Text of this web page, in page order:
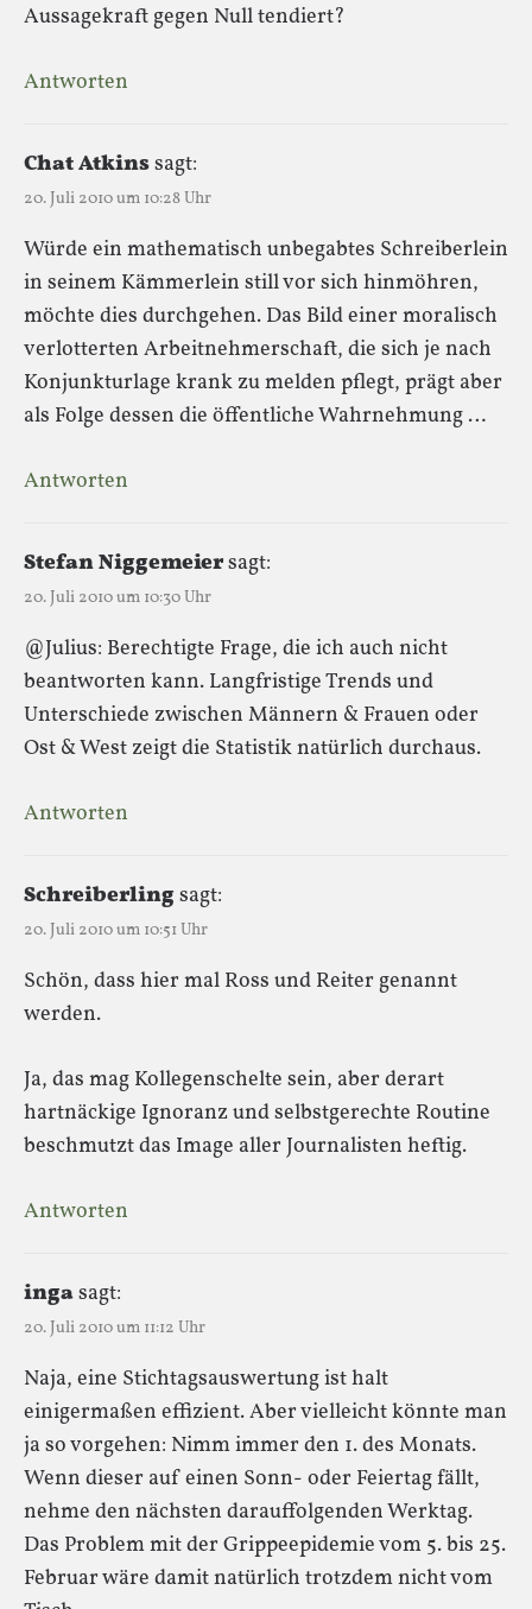
Aussagekraft gegen Null tendiert?
Antworten
Chat Atkinssagt:
20. Juli 2010 um 10:28 Uhr
Würde ein mathematisch unbegabtes Schreiberlein
in seinem Kämmerlein still vor sich hinmöhren,
möchte dies durchgehen. Das Bild einer moralisch
verlotterten Arbeitnehmerschaft, die sich je nach
Konjunkturlage krank zu melden pflegt, prägt aber
als Folge dessen die öffentliche Wahrnehmung …
Antworten
Stefan Niggemeiersagt:
20. Juli 2010 um 10:30 Uhr
@Julius: Berechtigte Frage, die ich auch nicht
beantworten kann. Langfristige Trends und
Unterschiede zwischen Männern & Frauen oder
Ost & West zeigt die Statistik natürlich durchaus.
Antworten
Schreiberlingsagt:
20. Juli 2010 um 10:51 Uhr
Schön, dass hier mal Ross und Reiter genannt
werden.
Ja, das mag Kollegenschelte sein, aber derart
hartnäckige Ignoranz und selbstgerechte Routine
beschmutzt das Image aller Journalisten heftig.
Antworten
ingasagt:
20. Juli 2010 um 11:12 Uhr
Naja, eine Stichtagsauswertung ist halt
einigermaßen effizient. Aber vielleicht könnte man
ja so vorgehen: Nimm immer den 1. des Monats.
Wenn dieser auf einen Sonn- oder Feiertag fällt,
nehme den nächsten darauffolgenden Werktag.
Das Problem mit der Grippeepidemie vom 5. bis 25.
Februar wäre damit natürlich trotzdem nicht vom